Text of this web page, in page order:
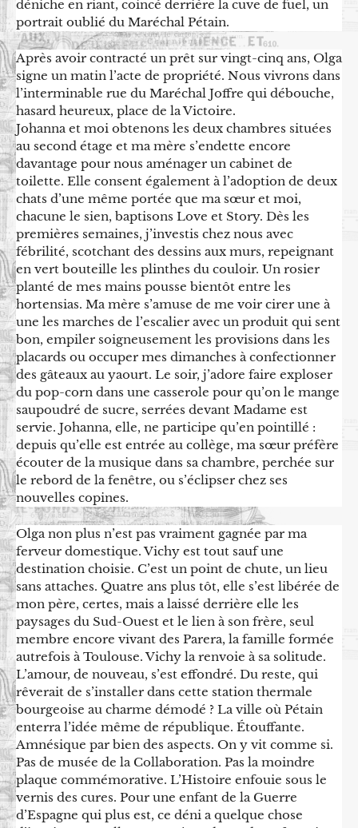
déniche en riant, coincé derrière la cuve de fuel, un
portrait oublié du Maréchal Pétain.
Après avoir contracté un prêt sur vingt-cinq ans, Olga
signe un matin l’acte de propriété. Nous vivrons dans
l’interminable rue du Maréchal Joffre qui débouche,
hasard heureux, place de la Victoire.
Johanna et moi obtenons les deux chambres situées
au second étage et ma mère s’endette encore
davantage pour nous aménager un cabinet de
toilette. Elle consent également à l’adoption de deux
chats d’une même portée que ma sœur et moi,
chacune le sien, baptisons Love et Story. Dès les
premières semaines, j’investis chez nous avec
fébrilité, scotchant des dessins aux murs, repeignant
en vert bouteille les plinthes du couloir. Un rosier
planté de mes mains pousse bientôt entre les
hortensias. Ma mère s’amuse de me voir cirer une à
une les marches de l’escalier avec un produit qui sent
bon, empiler soigneusement les provisions dans les
placards ou occuper mes dimanches à confectionner
des gâteaux au yaourt. Le soir, j’adore faire exploser
du pop-corn dans une casserole pour qu’on le mange
saupoudré de sucre, serrées devant Madame est
servie. Johanna, elle, ne participe qu’en pointillé :
depuis qu’elle est entrée au collège, ma sœur préfère
écouter de la musique dans sa chambre, perchée sur
le rebord de la fenêtre, ou s’éclipser chez ses
nouvelles copines.
Olga non plus n’est pas vraiment gagnée par ma
ferveur domestique. Vichy est tout sauf une
destination choisie. C’est un point de chute, un lieu
sans attaches. Quatre ans plus tôt, elle s’est libérée de
mon père, certes, mais a laissé derrière elle les
paysages du Sud-Ouest et le lien à son frère, seul
membre encore vivant des Parera, la famille formée
autrefois à Toulouse. Vichy la renvoie à sa solitude.
L’amour, de nouveau, s’est effondré. Du reste, qui
rêverait de s’installer dans cette station thermale
bourgeoise au charme démodé ? La ville où Pétain
enterra l’idée même de république. Étouffante.
Amnésique par bien des aspects. On y vit comme si.
Pas de musée de la Collaboration. Pas la moindre
plaque commémorative. L’Histoire enfouie sous le
vernis des cures. Pour une enfant de la Guerre
d’Espagne qui plus est, ce déni a quelque chose